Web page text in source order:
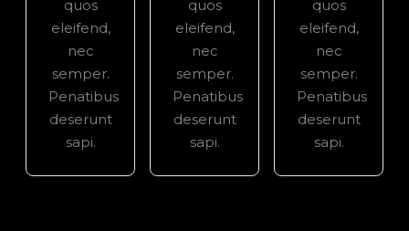
quos
eleifend,
nec
semper.
Penatibus
deserunt
sapi.
quos
eleifend,
nec
semper.
Penatibus
deserunt
sapi.
quos
eleifend,
nec
semper.
Penatibus
deserunt
sapi.